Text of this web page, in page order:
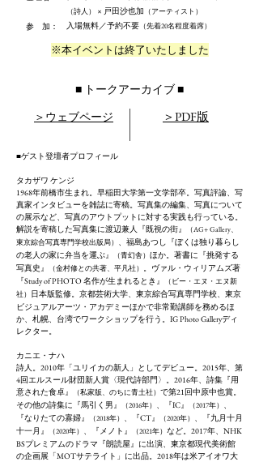
参 加：
（詩人） × 戸田沙也加 （アーティスト）
​入場無料／予約不要 （先着20名程度着席）
​​※本イベントは終了いたしました
■ トークアーカイブ ■
＞ウェブページ​
＞PDF版​
■ゲスト登壇者プロフィール
タカザワ ケンジ
1968年前橋市生まれ。早稲田大学第一文学部卒。写真評論、写
真家インタビューを雑誌に寄稿。写真集の編集、写真について
の展示など、写真のアウトプットに対する実践も行っている。
解説を寄稿した写真集に渡辺兼人『既視の街』
（AG+ Gallery、
東京綜合写真専門学校出版局） 、福島あつし『ぼくは独り暮らし
の老人の家に弁当を運ぶ』
（青幻舎） ほか。著書に『挑発する
写真史』
（金村修との共著、平凡社） 。ヴァル・ウィリアムズ著
『Study of PHOTO 名作が生まれるとき』
（ビー・エヌ・エヌ新
社） 日本版監修。京都芸術大学、東京綜合写真専門学校、東京
ビジュアルアーツ・アカデミーほかで非常勤講師を務めるほ
か、札幌、台湾でワークショップを行う。IG Photo Galleryディ
レクター。​
カニエ・ナハ
詩人。2010年「ユリイカの新人」としてデビュー。2015年、第
4回エルスール財団新人賞〈現代詩部門〉。2016年、詩集『用
意された食卓』
（私家版、のちに青土社） で第21回中原中也賞。
その他の詩集に『馬引く男』
（2016年） 、『IC』 （2017年） 、
『なりたての寡婦』
（2018年） 、『CT』 （2020年） 、『九月十月
十一月』
（2020年） 、『メノト』 （2021年） など。2017年、NHK
BSプレミアムのドラマ『朗読屋』に出演、東京都現代美術館
の企画展「MOTサテライト」に出品。2018年は米アイオワ大